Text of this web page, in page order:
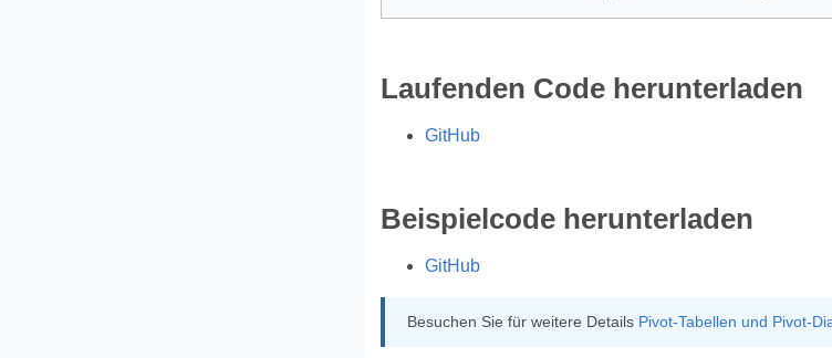
Laufenden Code herunterladen
GitHub
Beispielcode herunterladen
GitHub
Besuchen Sie für weitere Details Pivot-Tabellen und Pivot-